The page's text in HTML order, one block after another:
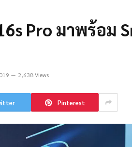
Pro มาพร้อม
2,638 Views
Pinterest